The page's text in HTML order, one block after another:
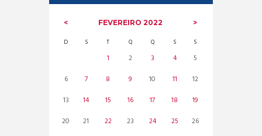
FEVEREIRO2022
D S T Q Q S S
1 2 3 4
5
6
7 8 9 10 11
12
13
14 15 16 17 18
19
20
21 22 23 24 25 26